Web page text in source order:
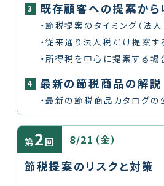
3 既存顧客への提案か
・節税提案のタイミング（法人
・従来通り法人税だけ提案す
・所得税を中心に提案する場
4 最新の節税商品の解説
・最新の節税商品カタログの
第2回 8/21（金）
節税提案のリスクと対策